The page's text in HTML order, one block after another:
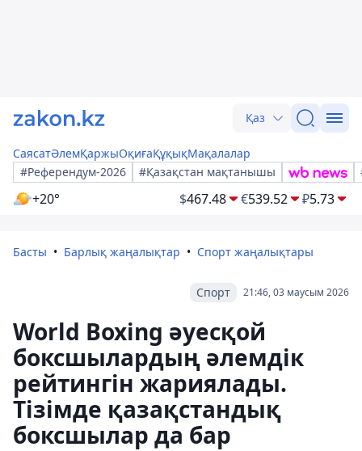
Қаз
СаясатӘлемҚаржыОқиғаҚұқықМақалалар
#Референдум-2026
#Қазақстан мақтанышы
+20° $467.48 €539.52 ₽5.73
Басты Барлық жаңалықтар Спорт жаңалықтары
21:46, 03 маусым 2026
Спорт
World Boxing әуесқой
боксшылардың әлемдік
рейтингін жариялады.
Тізімде қазақстандық
боксшылар да бар